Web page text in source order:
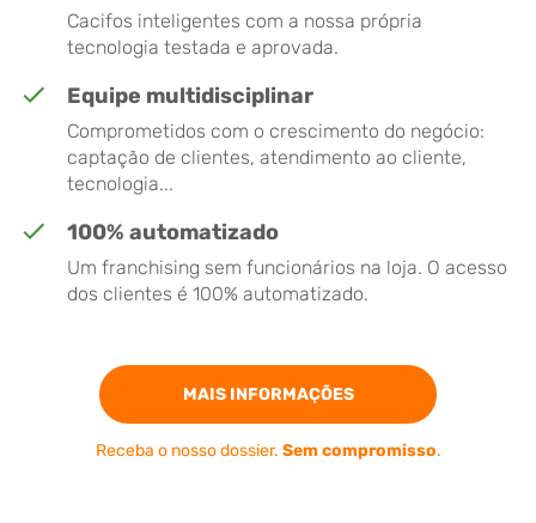
Cacifos inteligentes com a nossa própria
tecnologia testada e aprovada.
Equipe multidisciplinar
Comprometidos com o crescimento do negócio:
captação de clientes, atendimento ao cliente,
tecnologia...
100% automatizado
Um franchising sem funcionários na loja. O acesso
dos clientes é 100% automatizado.
MAIS INFORMAÇÕES
Receba o nosso dossier. Sem compromisso.